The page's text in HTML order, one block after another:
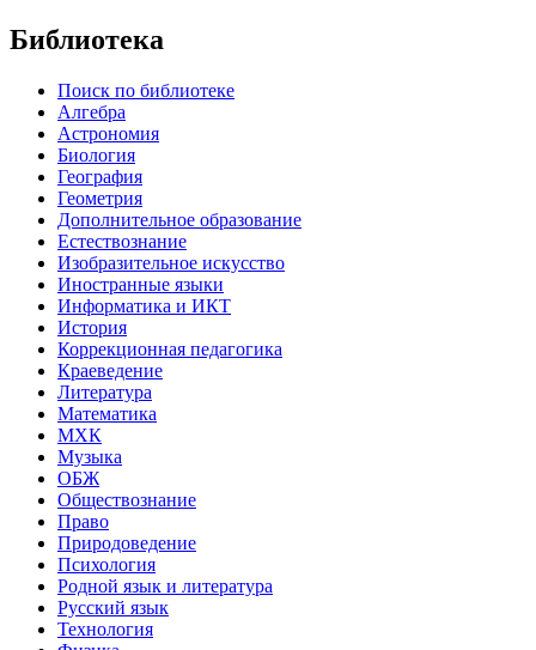
Библиотека
Поиск по библиотеке
Алгебра
Астрономия
Биология
География
Геометрия
Дополнительное образование
Естествознание
Изобразительное искусство
Иностранные языки
Информатика и ИКТ
История
Коррекционная педагогика
Краеведение
Литература
Математика
МХК
Музыка
ОБЖ
Обществознание
Право
Природоведение
Психология
Родной язык и литература
Русский язык
Технология